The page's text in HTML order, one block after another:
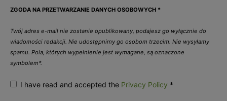
ZGODA NA PRZETWARZANIE DANYCH OSOBOWYCH *
Twój adres e-mail nie zostanie opublikowany, podajesz go wyłącznie do
wiadomości redakcji. Nie udostępnimy go osobom trzecim. Nie wysyłamy
spamu. Pola, których wypełnienie jest wymagane, są oznaczone
symbolem*.
I have read and accepted the Privacy Policy *